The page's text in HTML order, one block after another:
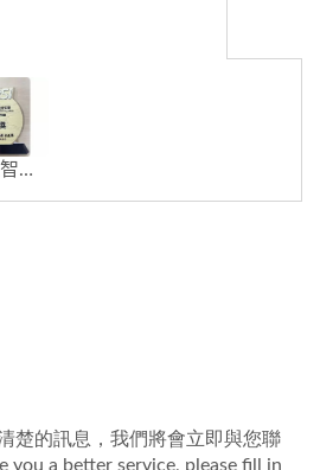
機器人智動系統優質獎 系統整合應用組